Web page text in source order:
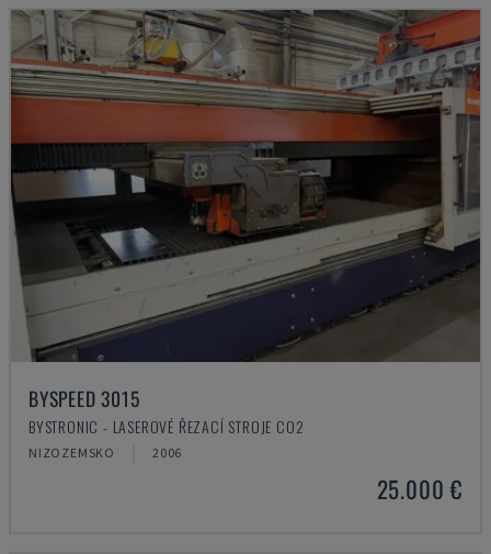
BYSPEED 3015
BYSTRONIC - LASEROVÉ ŘEZACÍ STROJE CO2
NIZOZEMSKO 2006
25.000 €